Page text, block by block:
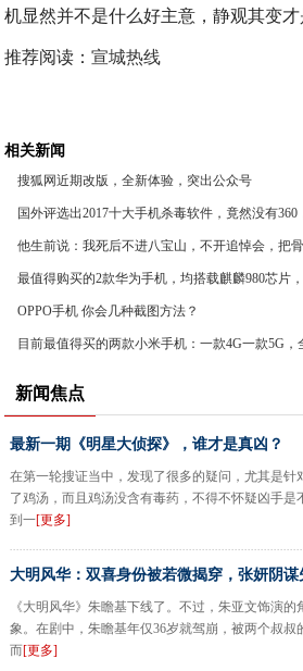
机显然并不是什么好主意，静观其变才
推荐阅读：宣城热线
相关新闻
搜狐网近期改版，全新体验，突出公众号
国外评选出2017十大手机杀毒软件，竟然没有360
他生前说：我死后不进八宝山，不开追悼会，把
最值得购买的2款华为手机，均搭载麒麟980芯片
OPPO手机 你会几种截图方法？
目前最值得买的两款小米手机：一款4G一款5G，
新闻焦点
最新一期《明星大侦探》，谁才是真凶？
在第一轮搜证当中，发现了很多的疑问，尤其是针
了鸡汤，而且鸡汤没含有毒药，不得不怀疑凶手是
到一[更多]
大明风华：双喜身份被若微揭穿，张妍阴谋
《大明风华》朱瞻基下线了。不过，朱亚文饰演
象。在剧中，朱瞻基年仅36岁就驾崩，被两个叔
而[更多]